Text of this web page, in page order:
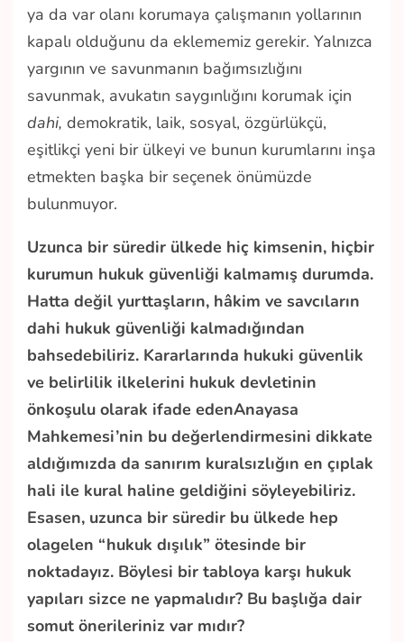
ya da var olanı korumaya çalışmanın yollarının
kapalı olduğunu da eklememiz gerekir. Yalnızca
yargının ve savunmanın bağımsızlığını
savunmak, avukatın saygınlığını korumak için
dahi, demokratik, laik, sosyal, özgürlükçü,
eşitlikçi yeni bir ülkeyi ve bunun kurumlarını inşa
etmekten başka bir seçenek önümüzde
bulunmuyor.
Uzunca bir süredir ülkede hiç kimsenin, hiçbir
kurumun hukuk güvenliği kalmamış durumda.
Hatta değil yurttaşların, hâkim ve savcıların
dahi hukuk güvenliği kalmadığından
bahsedebiliriz. Kararlarında hukuki güvenlik
ve belirlilik ilkelerini hukuk devletinin
önkoşulu olarak ifade edenAnayasa
Mahkemesi’nin bu değerlendirmesini dikkate
aldığımızda da sanırım kuralsızlığın en çıplak
hali ile kural haline geldiğini söyleyebiliriz.
Esasen, uzunca bir süredir bu ülkede hep
olagelen “hukuk dışılık” ötesinde bir
noktadayız. Böylesi bir tabloya karşı hukuk
yapıları sizce ne yapmalıdır? Bu başlığa dair
somut önerileriniz var mıdır?